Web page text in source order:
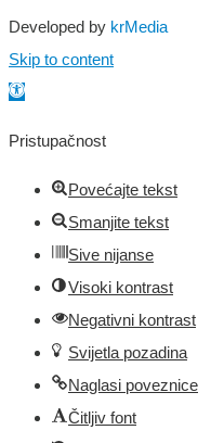
Developed by krMedia
Skip to content
Open toolbar
Pristupačnost
Povećajte tekst
Smanjite tekst
Sive nijanse
Visoki kontrast
Negativni kontrast
Svijetla pozadina
Naglasi poveznice
Čitljiv font